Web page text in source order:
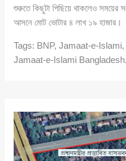
শুরুতে কিছুটা পিছিয়ে থাকলেও সময়ের
আসনে মোট ভোটার ৪ লাখ ১৯ হাজার।
Tags: BNP, Jamaat-e-
Jamaat-e-Islami Bangladesh,